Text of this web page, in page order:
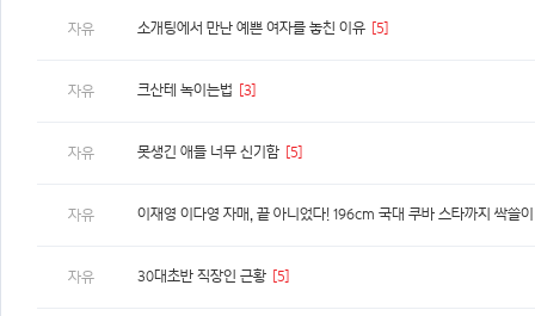
자유 소개팅에서 만난 예쁜 여자를 놓친 이유 [5]
자유 크산테 녹이는법 [3]
자유 못생긴 애들 너무 신기함 [5]
자유
자유 30대초반 직장인 근황 [5]